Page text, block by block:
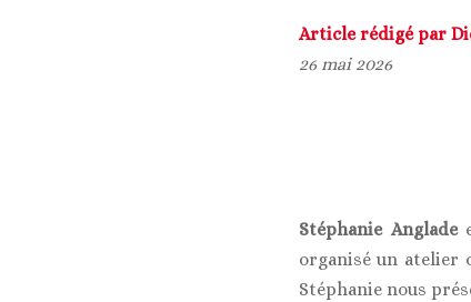
Article rédigé par
26 mai 2026
Stéphanie Anglade
organisé un atelier
Stéphanie nous